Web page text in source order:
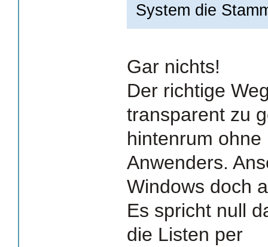
System die
Gar nichts!
Der richtige
transparent zu
hintenrum
Anwenders.
Windows doch
Es spricht null
die Listen per